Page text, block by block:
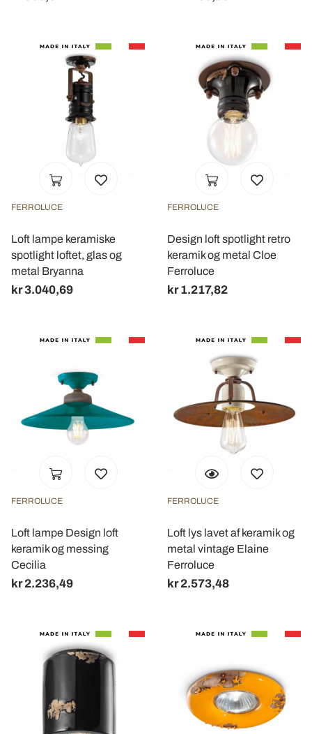
FERROLUCE
Loft lampe keramiske
spotlight loftet, glas og
metal Bryanna
kr 3.040,69
FERROLUCE
Design loft spotlight retro
keramik og metal Cloe
Ferroluce
kr 1.217,82
FERROLUCE
Loft lampe Design loft
keramik og messing
Cecilia
kr 2.236,49
FERROLUCE
Loft lys lavet af keramik og
metal vintage Elaine
Ferroluce
kr 2.573,48